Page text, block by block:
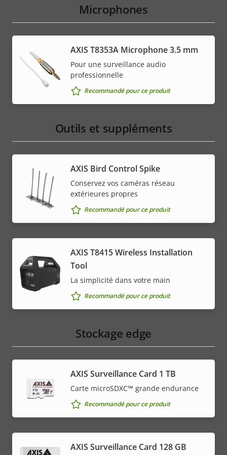
Microphones
AXIS T8353A Microphone 3.5 mm
Pour une surveillance audio
professionnelle
Recommandé pour ce produit
Outils et suppléments
AXIS Bird Control Spike
Conservez vos caméras réseau
extérieures propres
Recommandé pour ce produit
AXIS T8415 Wireless Installation
Tool
La simplicité dans votre main
Recommandé pour ce produit
Stockage edge
AXIS Surveillance Card 1 TB
Carte microSDXC™ grande endurance
Recommandé pour ce produit
AXIS Surveillance Card 128 GB